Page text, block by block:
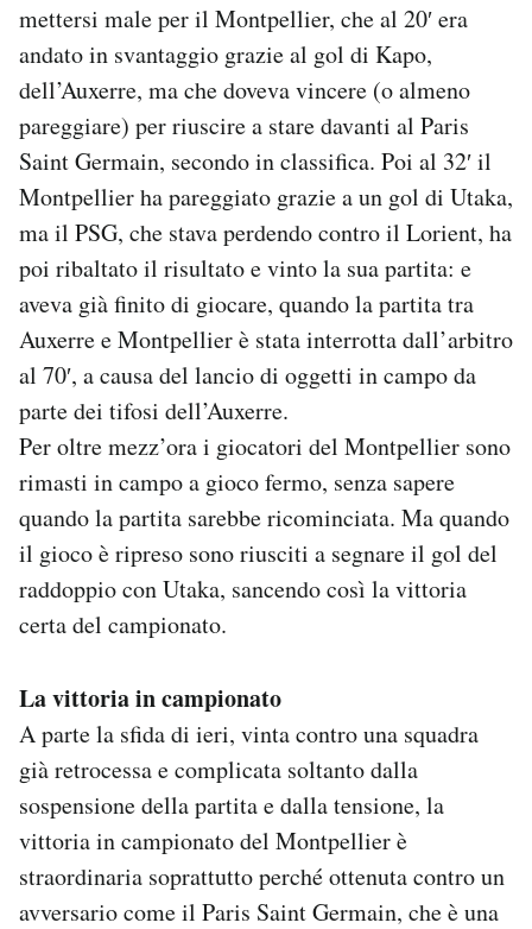
mettersi male per il Montpellier, che al 20′ era
andato in svantaggio grazie al gol di Kapo,
dell’Auxerre, ma che doveva vincere (o almeno
pareggiare) per riuscire a stare davanti al Paris
Saint Germain, secondo in classifica. Poi al 32′ il
Montpellier ha pareggiato grazie a un gol di Utaka,
ma il PSG, che stava perdendo contro il Lorient, ha
poi ribaltato il risultato e vinto la sua partita: e
aveva già finito di giocare, quando la partita tra
Auxerre e Montpellier è stata interrotta dall’arbitro
al 70′, a causa del lancio di oggetti in campo da
parte dei tifosi dell’Auxerre.
Per oltre mezz’ora i giocatori del Montpellier sono
rimasti in campo a gioco fermo, senza sapere
quando la partita sarebbe ricominciata. Ma quando
il gioco è ripreso sono riusciti a segnare il gol del
raddoppio con Utaka, sancendo così la vittoria
certa del campionato.
La vittoria in campionato
A parte la sfida di ieri, vinta contro una squadra
già retrocessa e complicata soltanto dalla
sospensione della partita e dalla tensione, la
vittoria in campionato del Montpellier è
straordinaria soprattutto perché ottenuta contro un
avversario come il Paris Saint Germain, che è una